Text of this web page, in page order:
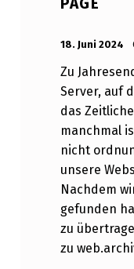
PAGE
18. Juni 2024
Zu
Server, auf
das
manchmal
nicht
unsere
Nachdem
gefunden
zu
zu